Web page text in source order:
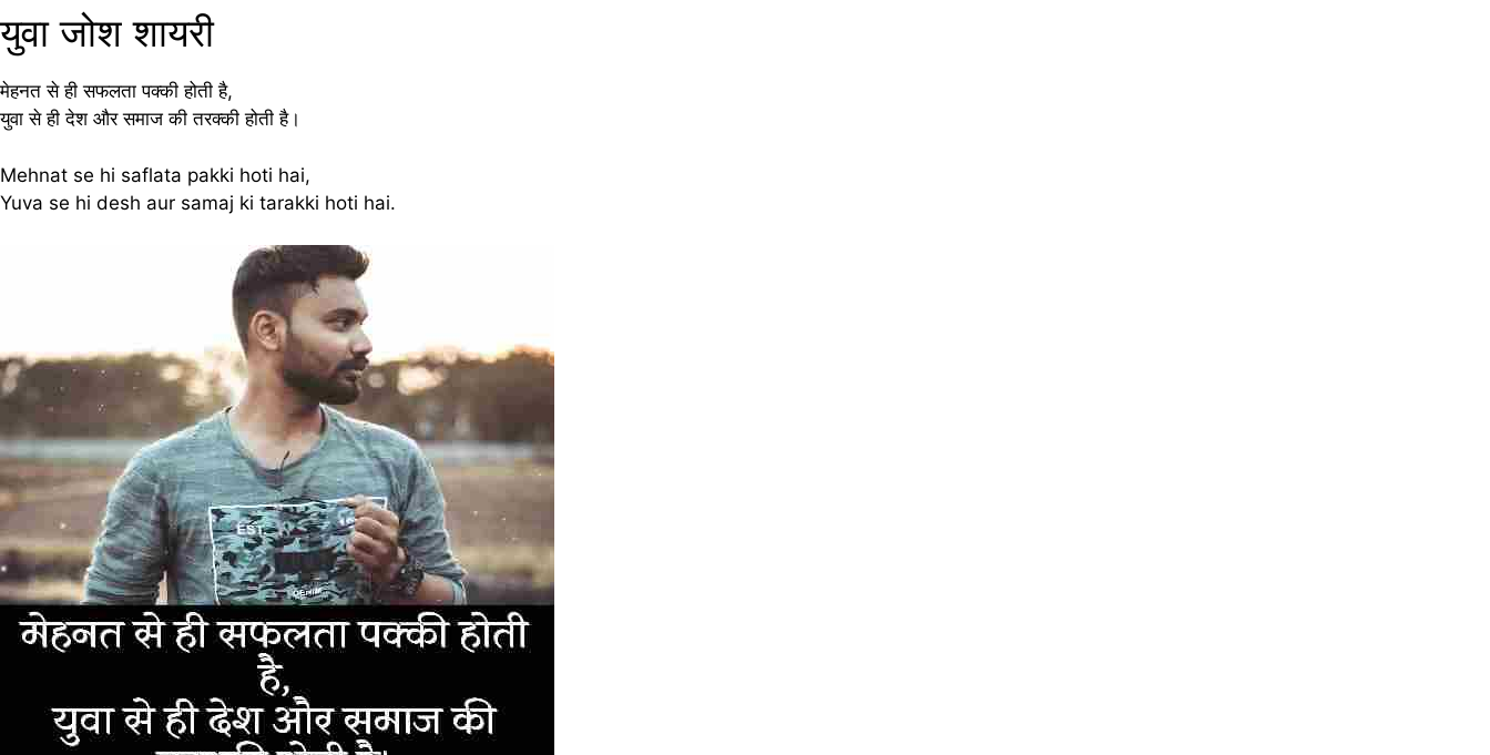
युवा जोश शायरी
मेहनत से ही सफलता पक्की होती है,
युवा से ही देश और समाज की तरक्की होती है।
Mehnat se hi saflata pakki hoti hai,
Yuva se hi desh aur samaj ki tarakki hoti hai.